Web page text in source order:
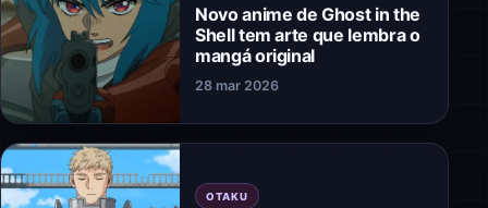
Novo anime de Ghost in the
Shell tem arte que lembra o
mangá original
28 mar 2026
OTAKU